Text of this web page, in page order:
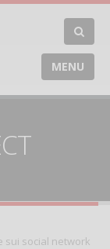
MENU
sui social network